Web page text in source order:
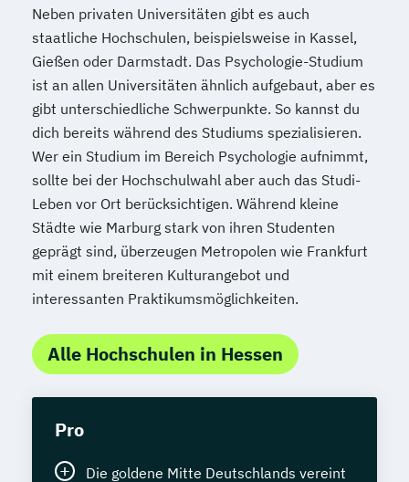
Neben privaten Universitäten gibt es auch
staatliche Hochschulen, beispielsweise in Kassel,
Gießen oder Darmstadt. Das Psychologie-Studium
ist an allen Universitäten ähnlich aufgebaut, aber es
gibt unterschiedliche Schwerpunkte. So kannst du
dich bereits während des Studiums spezialisieren.
Wer ein Studium im Bereich Psychologie aufnimmt,
sollte bei der Hochschulwahl aber auch das Studi-
Leben vor Ort berücksichtigen. Während kleine
Städte wie Marburg stark von ihren Studenten
geprägt sind, überzeugen Metropolen wie Frankfurt
mit einem breiteren Kulturangebot und
interessanten Praktikumsmöglichkeiten.
Alle Hochschulen in Hessen
Pro
Die goldene Mitte Deutschlands vereint